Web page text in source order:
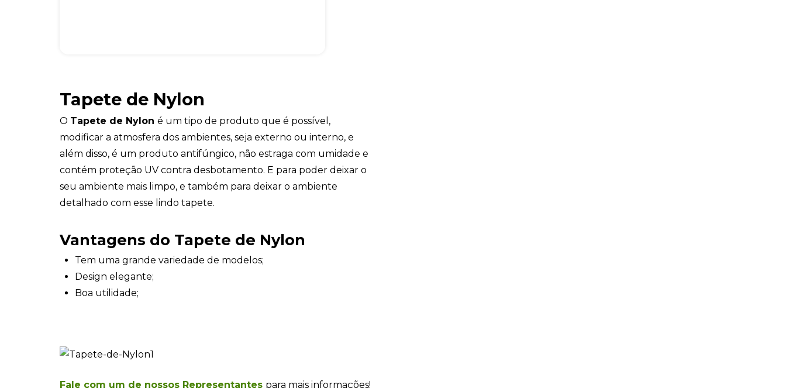
Tapete de Nylon
O Tapete de Nylon é um tipo de produto que é possível,
modificar a atmosfera dos ambientes, seja externo ou interno, e
além disso, é um produto antifúngico, não estraga com umidade e
contém proteção UV contra desbotamento. E para poder deixar o
seu ambiente mais limpo, e também para deixar o ambiente
detalhado com esse lindo tapete.
Vantagens do Tapete de Nylon
Tem uma grande variedade de modelos;
Design elegante;
Boa utilidade;
Fale com um de nossos Representantes para mais informações!